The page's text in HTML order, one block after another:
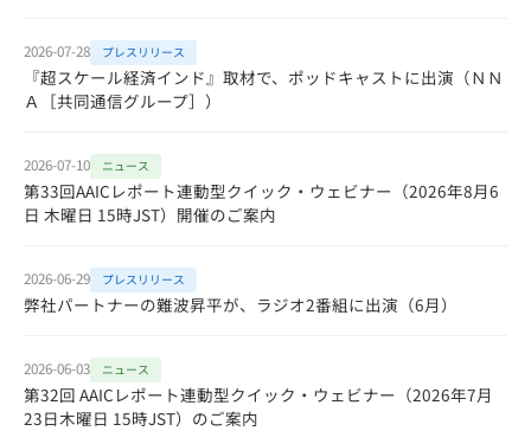
2026-07-28 プレスリリース
『超スケール経済インド』取材で、ポッドキャストに出演（ＮＮ
Ａ［共同通信グループ］）
2026-07-10 ニュース
第33回AAICレポート連動型クイック・ウェビナー（2026年8月6
日 木曜日 15時JST）開催のご案内
2026-06-29 プレスリリース
弊社パートナーの難波昇平が、ラジオ2番組に出演（6月）
2026-06-03 ニュース
第32回 AAICレポート連動型クイック・ウェビナー（2026年7月
23日木曜日 15時JST）のご案内